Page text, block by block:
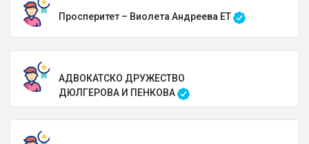
Просперитет – Виолета Андреева ЕТ
АДВОКАТСКО ДРУЖЕСТВО
ДЮЛГЕРОВА И ПЕНКОВА